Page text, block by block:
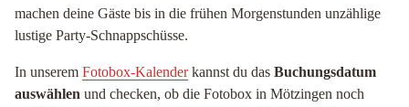
machen deine Gäste bis in die frühen Morgenstunden unzählige
lustige Party-Schnappschüsse.
In unserem Fotobox-Kalenderkannst du das Buchungsdatum
auswählen und checken, ob die Fotobox in Mötzingen noch